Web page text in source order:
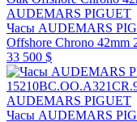
AUDEMARS PIGUET
Часы AUDEMARS
Offshore Chrono 42mm
33 500 $
AUDEMARS PIGUET
Часы AUDEMARS